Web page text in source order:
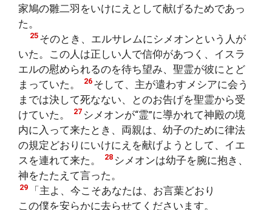
家鳩の雛二羽をいけにえとして献げるためであっ
た。
25 そのとき、エルサレムにシメオンという人が
いた。この人は正しい人で信仰があつく、イスラ
エルの慰められるのを待ち望み、聖霊が彼にとど
まっていた。
26 そして、主が遣わすメシアに会う
までは決して死なない、とのお告げを聖霊から受
けていた。
27 シメオンが“霊”に導かれて神殿の境
内に入って来たとき、両親は、幼子のために律法
の規定どおりにいけにえを献げようとして、イエ
スを連れて来た。
28 シメオンは幼子を腕に抱き、
神をたたえて言った。
29
「主よ、今こそあなたは、お言葉どおり
この僕を安らかに去らせてくださいます。